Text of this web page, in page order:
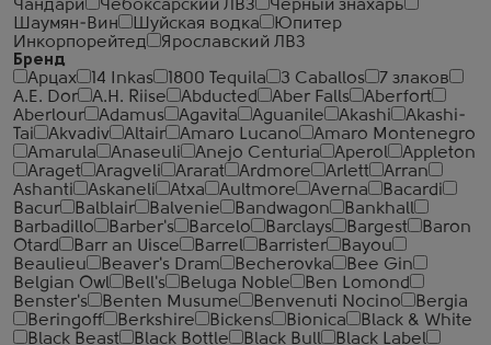
Чандари
Чебоксарский ЛВЗ
Черный знахарь
Шаумян-Вин
Шуйская водка
Юпитер
Инкорпорейтед
Ярославский ЛВЗ
Бренд
Арцах
14 Inkas 1800 Tequila 3 Caballos
7 злаков
A.E. Dor
A.H. Riise Abducted Aber Falls
Aberfort
Aberlour
Adamus Agavita Aguanile Akashi
Akashi-
Tai
Akvadiv Altair Amaro Lucano
Amaro Montenegro
Amarula
Anaseuli Anejo Centuria Aperol
Appleton
Araget
Aragveli Ararat Ardmore Arlett
Arran
Ashanti
Askaneli Atxa Aultmore Averna
Bacardi
Bacur
Balblair Balvenie Bandwagon
Bankhall
Barbadillo
Barber's Barcelo Barclays Bargest
Baron
Otard
Barr an Uisce Barrel Barrister
Bayou
Beaulieu
Beaver's Dram Becherovka
Bee Gin
Belgian Owl
Bell's Beluga Noble
Ben Lomond
Benster's
Benten Musume Benvenuti Nocino
Bergia
Beringoff
Berkshire Bickens Bionica
Black & White
Black Beast
Black Bottle Black Bull
Black Label